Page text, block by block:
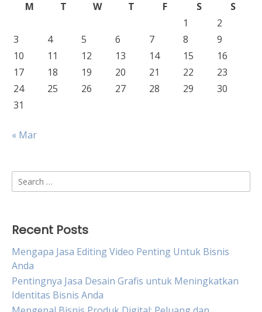
M
T W T F S
S
1
2
3
4 5 6 7 8
9
10
11 12 13 14 15
16
17
18 19 20 21 22
23
24
25 26 27 28 29
30
31
« Mar
Search
for:
Recent Posts
Mengapa Jasa Editing Video Penting Untuk Bisnis
Anda
Pentingnya Jasa Desain Grafis untuk Meningkatkan
Identitas Bisnis Anda